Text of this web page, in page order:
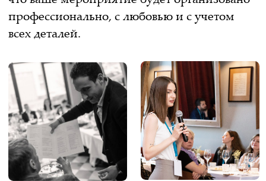
Zaninirest
ПН-ВС: с 11:00 до 23:00
8 (812) 679-08-99
info@mircuccio.rest
Санкт-Петербург,
ул. Моисеенко, 27
проложить маршрут